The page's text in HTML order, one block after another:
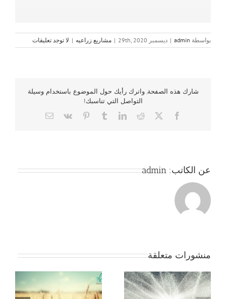
بواسطة admin
| ديسمبر 29th, 2020 | مشاريع زراعيه | لا توجد تعليقات
شارك هذه الصفحة, واترك رأيك حول الموضوع باستخدام وسيلة
التواصل التي تناسبك!
Facebook
X
Reddit
LinkedIn
Tumblr
Pinterest
Vk
Email
عن الكاتب: admin
منشورات متعلقة